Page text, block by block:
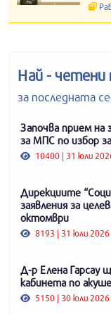
Най - четени
за последната
Започва прием на
за МПС по избор
10400 | 31 юли
Дирекциите
заявления за
октомври
8193 | 31 юли 2026
Д-р Елена Гарсау
кабинета по
5150 | 30 юли 2026